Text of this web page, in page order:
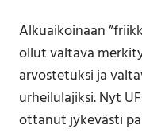
Alkuaikoinaan
ollut valtava
arvostetuksi ja
urheilulajiksi. Nyt
ottanut jykevästi